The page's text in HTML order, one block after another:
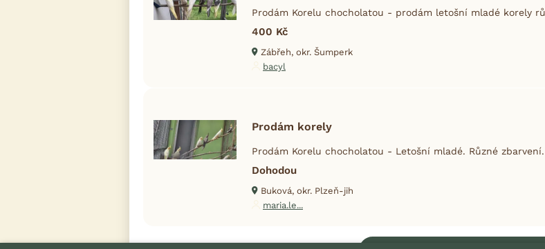
Prodám Korelu chocholatou - prodám letošní mladé korely
400 Kč
Zábřeh, okr. Šumperk
bacyl
Prodám korely
Prodám Korelu chocholatou - Letošní mladé. Různé
Dohodou
Buková, okr. Plzeň-jih
maria.le...